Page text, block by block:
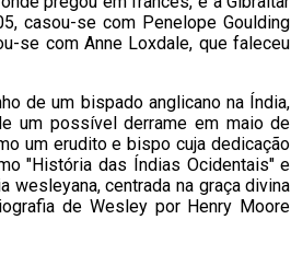
casou-se com Penelope Goulding
se com Anne Loxdale, que faleceu
de um bispado anglicano na Índia,
um possível derrame em maio de
um erudito e bispo cuja dedicação
"História das Índias Ocidentais" e
centrada na graça divina
de Wesley por Henry Moore